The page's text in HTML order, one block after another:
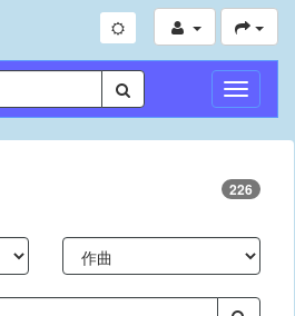
切
換
導
226